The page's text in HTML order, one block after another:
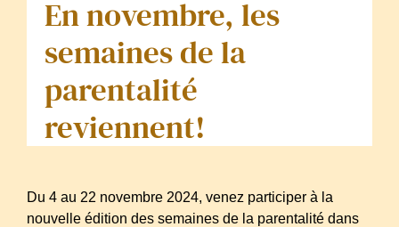
En novembre, les
semaines de la
parentalité
reviennent!
Du 4 au 22 novembre 2024, venez participer à la
nouvelle édition des semaines de la parentalité dans